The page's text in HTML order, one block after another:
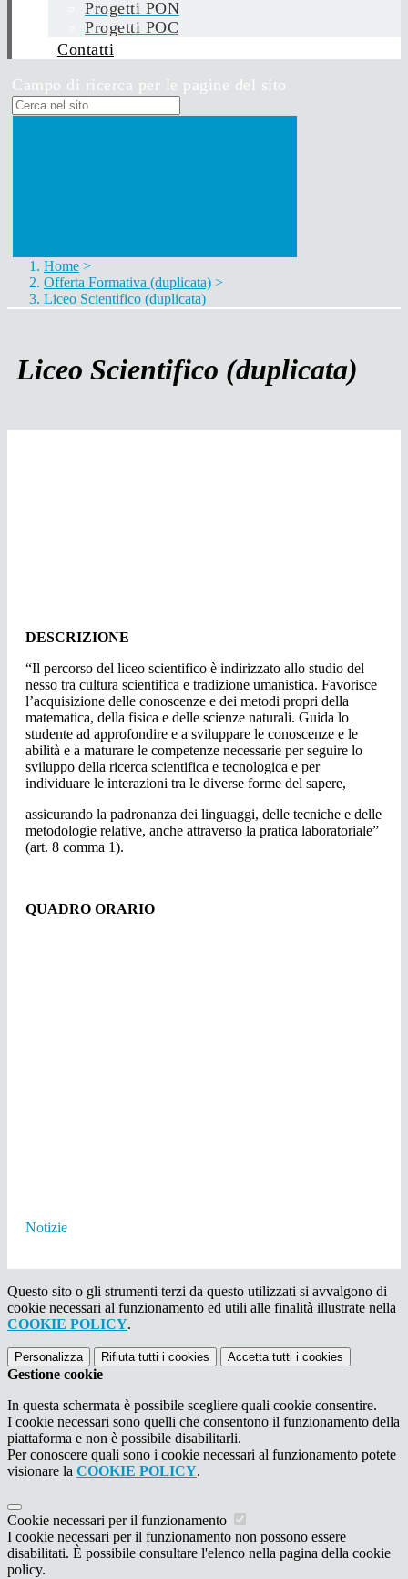
Progetti PON
Progetti POC
Contatti
Campo di ricerca per le pagine del sito
Home >
Offerta Formativa (duplicata) >
Liceo Scientifico (duplicata)
Liceo Scientifico (duplicata)
DESCRIZIONE
“Il percorso del liceo scientifico è indirizzato allo studio del
nesso tra cultura scientifica e tradizione umanistica. Favorisce
l’acquisizione delle conoscenze e dei metodi propri della
matematica, della fisica e delle scienze naturali. Guida lo
studente ad approfondire e a sviluppare le conoscenze e le
abilità e a maturare le competenze necessarie per seguire lo
sviluppo della ricerca scientifica e tecnologica e per
individuare le interazioni tra le diverse forme del sapere,
assicurando la padronanza dei linguaggi, delle tecniche e delle
metodologie relative, anche attraverso la pratica laboratoriale”
(art. 8 comma 1).
QUADRO ORARIO
Notizie
Questo sito o gli strumenti terzi da questo utilizzati si avvalgono di
cookie necessari al funzionamento ed utili alle finalità illustrate nella
COOKIE POLICY.
Personalizza Rifiuta tutti i cookies Accetta tutti i cookies
Gestione cookie
In questa schermata è possibile scegliere quali cookie consentire.
I cookie necessari sono quelli che consentono il funzionamento della
piattaforma e non è possibile disabilitarli.
Per conoscere quali sono i cookie necessari al funzionamento potete
visionare la COOKIE POLICY.
Cookie necessari per il funzionamento
I cookie necessari per il funzionamento non possono essere
disabilitati. È possibile consultare l'elenco nella pagina della cookie
policy.